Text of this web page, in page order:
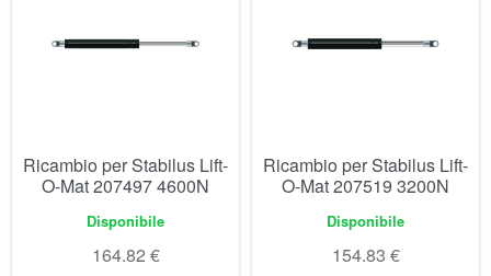
Ricambio per Stabilus Lift-
O-Mat 207497 4600N
Disponibile
164.82 €
Ricambio per Stabilus Lift-
O-Mat 207519 3200N
Disponibile
154.83 €